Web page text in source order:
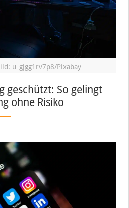
u_gjgg1rv7p8/Pixabay
geschützt: So gelingt
ohne Risiko